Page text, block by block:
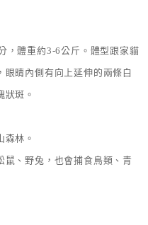
，體重約3-6公斤。體型跟家貓
睛內側有向上延伸的兩條白
狀斑。
森林。
鼠、野兔，也會捕食鳥類、青